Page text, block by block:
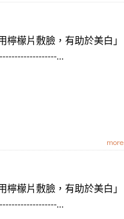
檬片敷臉，有助於美白」
...
more
檬片敷臉，有助於美白」
...